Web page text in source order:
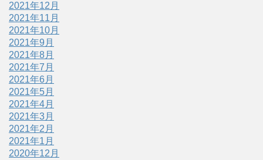
2021年12月
2021年11月
2021年10月
2021年9月
2021年8月
2021年7月
2021年6月
2021年5月
2021年4月
2021年3月
2021年2月
2021年1月
2020年12月